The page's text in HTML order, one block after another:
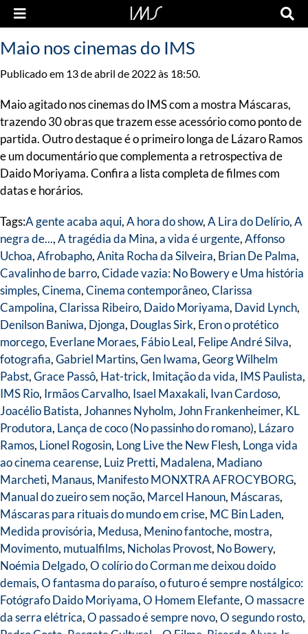
Maio nos cinemas do IMS
Publicado em 13 de abril de 2022 às 18:50.
Maio agitado nos cinemas do IMS com a mostra Máscaras,
trazendo 30 obras que trazem esse acessório como ponto de
partida. Outro destaque é o primeiro longa de Lázaro Ramos
e um documentário que complementa a retrospectiva de
Daido Moriyama. Confira a lista completa de filmes com
datas e horários.
Tags:A gente acaba aqui,A hora do show,A Lira do Delírio,A
negra de...,A tragédia da Mina,a vida é urgente,Affonso
Uchoa,Afrobapho,Anita Rocha da Silveira, Brian De Palma,
Cavalinho de barro,Cidade vazia: No Bowery e Uma história
simples,Cinema,Cinema contemporâneo,Clarissa
Campolina,Clarissa Ribeiro, Daido Moriyama, David Lynch,
Denilson Baniwa, Djonga, Douglas Sirk, Eron o protético
morcego, Everlane Moraes, Fábio Leal, Felipe André Silva,
fotografia,Gabriel Martins,Gen Iwama,Georg Wilhelm
Pabst,Grace Passô, Hat-trick, Imitação da vida, IMS Paulista,
IMS Rio, Irmãos Carvalho, Isael Maxakali, Ivan Cardoso,
Joacélio Batista, Johannes Nyholm, John Frankenheimer, KL
Produtora, Lança de coco (No passinho do romano), Lázaro
Ramos, Lionel Rogosin, Long Live the New Flesh, Longa vida
ao cinema cearense, Luiz Pretti, Madalena, Madiano
Marcheti, Manaus, Manifesto MONXTRA AFROCYBORG,
Manual do zueiro sem noção, Marcel Hanoun, Máscaras,
Máscaras para rituais do mundo em crise, MC Bin Laden,
Medida provisória, Medusa, Menino fantoche, mostra,
Movimento, mutualfilms, Nicholas Provost, No Bowery,
Noémia Delgado,O colírio do Corman me deixou doido
demais,O fantasma do paraíso,o futuro é sempre nostálgico:
Fotógrafo Daido Moriyama,O Homem Elefante,O massacre
da serra elétrica,O passado é sempre novo,O segundo rosto,